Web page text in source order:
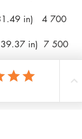
in) 4 700
in) 7 500